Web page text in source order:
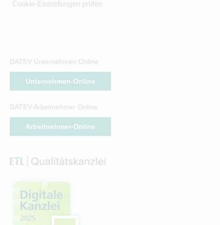
Cookie-Einstellungen prüfen
DATEV Unternehmen Online
Unternehmen-Online
DATEV Arbeitnehmer Online
Arbeitnehmer-Online